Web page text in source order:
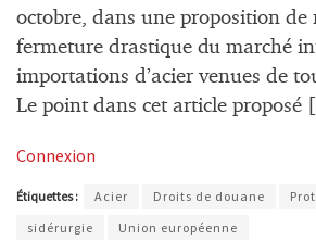
octobre, dans une proposition de
fermeture drastique du marché
importations d’acier venues de
Le point dans cet article proposé
Connexion
Étiquettes : Acier Droits de douane
sidérurgie
Union européenne